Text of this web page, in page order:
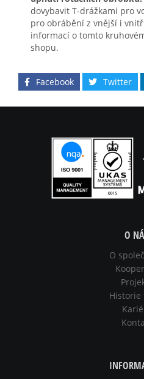
dovybavit T-drážkami pro
pro obrábění z vnější i
informací o tomto
shopu.
Facebook Twitter
O
O
Historie